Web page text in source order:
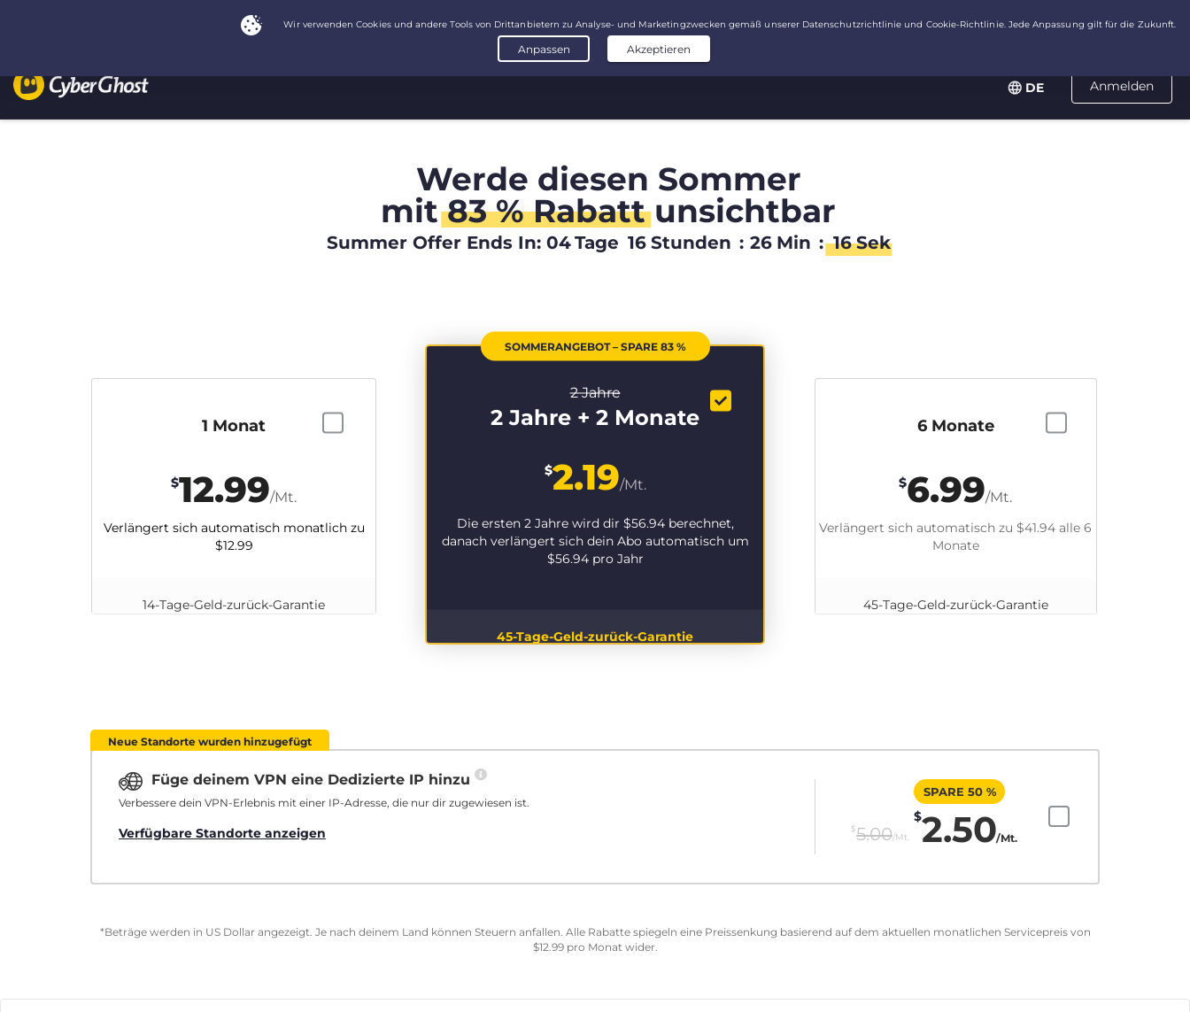
Anmelden
DE
Werde diesen Sommer
mit83 % Rabattunsichtbar
Summer Offer Ends In: 04Tage 16 Stunden : 26 Min : 15 Sek
SOMMERANGEBOT – SPARE 83 %
2 Jahre
2 Jahre + 2 Monate
$2.19/Mt.
Die ersten 2 Jahre wird dir $56.94berechnet,
danach verlängert sich dein Abo automatisch um
$56.94pro Jahr
45-Tage-Geld-zurück-Garantie
6 Monate
$6.99/Mt.
Verlängert sich automatisch zu $41.94 alle 6
Monate
45-Tage-Geld-zurück-Garantie
1 Monat
$12.99/Mt.
Verlängert sich automatisch monatlich zu
$12.99
14-Tage-Geld-zurück-Garantie
Neue Standorte wurden hinzugefügt
Füge deinem VPN eine Dedizierte IP hinzu
Verbessere dein VPN-Erlebnis mit einer IP-Adresse, die nur dir zugewiesen ist.
Verfügbare Standorte anzeigen $5.00/Mt.
SPARE 50 %
$2.50/Mt.
*Beträge werden in US Dollar angezeigt. Je nach deinem Land können Steuern anfallen. Alle Rabatte spiegeln eine Preissenkung basierend auf dem aktuellen monatlichen Servicepreis von
$12.99pro Monat wider.